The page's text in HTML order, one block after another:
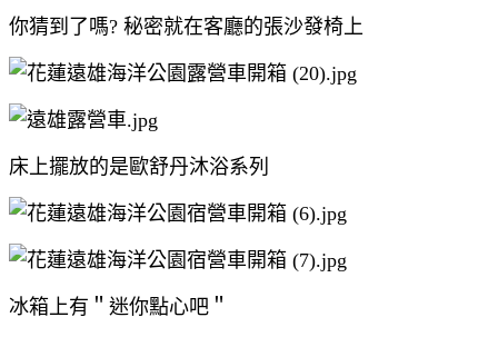
你猜到了嗎? 秘密就在客廳的張沙發椅上
床上擺放的是歐舒丹沐浴系列
冰箱上有＂迷你點心吧＂